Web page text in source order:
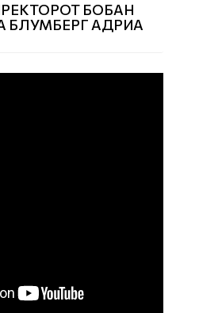
БОБАН
БЛУМБЕРГ АДРИА